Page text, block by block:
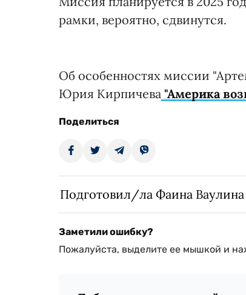
рамки, вероятно, сдвинутся.
Об особенностях миссии
Юрия Кирпичева "Америка
Поделиться
Подготовил/ла Фаина Ваулина
Заметили ошибку?
Пожалуйста, выделите ее мышкой и